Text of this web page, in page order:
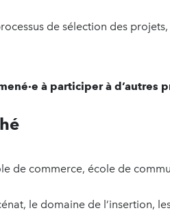
de sélection des
à participer à d’autres
de commerce, école de
le domaine de l’insertion,